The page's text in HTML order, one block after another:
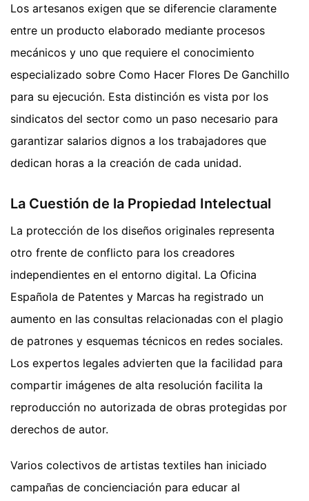
Los artesanos exigen que se diferencie claramente
entre un producto elaborado mediante procesos
mecánicos y uno que requiere el conocimiento
especializado sobre Como Hacer Flores De Ganchillo
para su ejecución. Esta distinción es vista por los
sindicatos del sector como un paso necesario para
garantizar salarios dignos a los trabajadores que
dedican horas a la creación de cada unidad.
La Cuestión de la Propiedad Intelectual
La protección de los diseños originales representa
otro frente de conflicto para los creadores
independientes en el entorno digital. La Oficina
Española de Patentes y Marcas ha registrado un
aumento en las consultas relacionadas con el plagio
de patrones y esquemas técnicos en redes sociales.
Los expertos legales advierten que la facilidad para
compartir imágenes de alta resolución facilita la
reproducción no autorizada de obras protegidas por
derechos de autor.
Varios colectivos de artistas textiles han iniciado
campañas de concienciación para educar al